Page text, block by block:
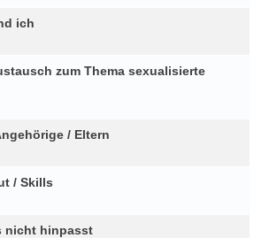
ich
zum Thema sexualisierte
/ Eltern
/ Skills
nicht hinpasst